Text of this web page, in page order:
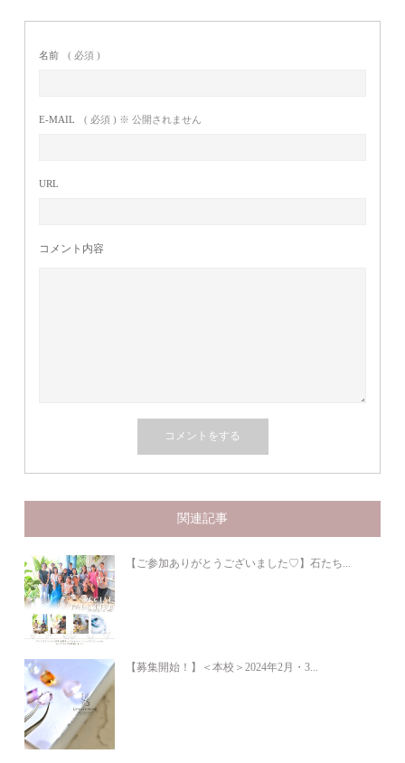
名前 ( 必須 )
E-MAIL ( 必須 ) ※ 公開されません
URL
コメント内容
関連記事
【ご参加ありがとうございました♡】石たち...
【募集開始！】＜本校＞2024年2月・3...